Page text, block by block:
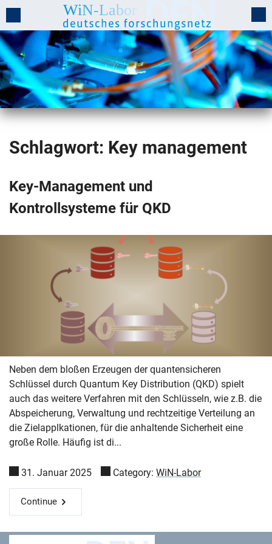
Skip navigation
Skip to navigation
Skip to the bottom
Schlagwort: Key management
Key-Management und
Kontrollsysteme für QKD
Neben dem bloßen Erzeugen der quantensicheren
Schlüssel durch Quantum Key Distribution (QKD) spielt
auch das weitere Verfahren mit den Schlüsseln, wie z.B. die
Abspeicherung, Verwaltung und rechtzeitige Verteilung an
die Zielapplkationen, für die anhaltende Sicherheit eine
große Rolle. Häufig ist di...
31. Januar 2025 Category: WiN-Labor
Continue